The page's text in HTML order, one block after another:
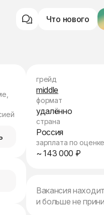
Что нового
грейд
middle
формат
удалённо
страна
Россия
зарплата по
~ 143 000 ₽
Вакансия
и больше не